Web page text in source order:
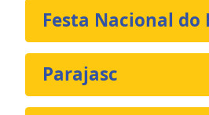
Festa Nacional do
Parajasc